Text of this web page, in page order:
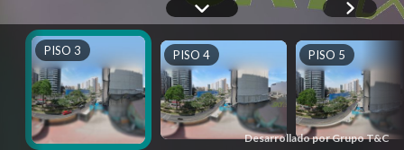
Desarrollado por Grupo T&C
PISO 3 PISO 4 PISO 5